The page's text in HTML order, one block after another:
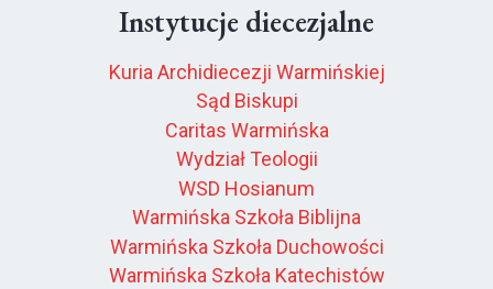
Instytucje diecezjalne
Kuria Archidiecezji Warmińskiej
Sąd Biskupi
Caritas Warmińska
Wydział Teologii
WSD Hosianum
Warmińska Szkoła Biblijna
Warmińska Szkoła Duchowości
Warmińska Szkoła Katechistów